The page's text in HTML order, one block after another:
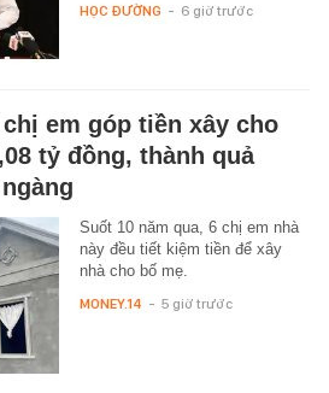
HỌC ĐƯỜNG - 6 giờ trước
em góp tiền xây cho
tỷ đồng, thành quả
Suốt 10 năm qua, 6 chị em nhà
này đều tiết kiệm tiền để xây
nhà cho bố mẹ.
MONEY.14 - 5 giờ trước